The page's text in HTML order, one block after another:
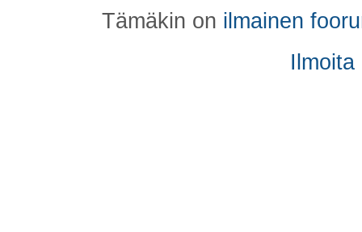
Tämäkin on ilmainen